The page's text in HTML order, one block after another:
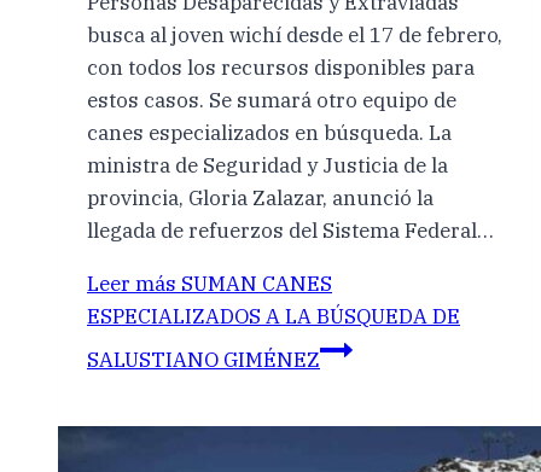
busca al joven wichí desde el 17 de febrero,
con todos los recursos disponibles para
estos casos. Se sumará otro equipo de
canes especializados en búsqueda. La
ministra de Seguridad y Justicia de la
provincia, Gloria Zalazar, anunció la
llegada de refuerzos del Sistema Federal…
Leer más SUMAN CANES
ESPECIALIZADOS A LA BÚSQUEDA DE
SALUSTIANO GIMÉNEZ